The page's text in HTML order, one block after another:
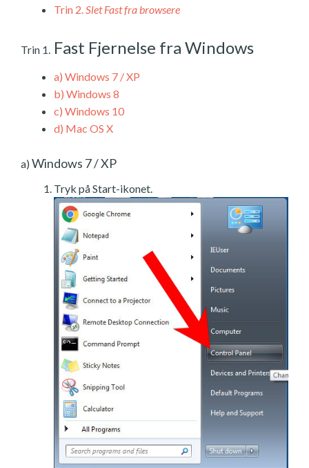
Trin 2.Slet Fast fra browsere
Trin 1. Fast Fjernelse fra Windows
a) Windows 7 / XP
b) Windows 8
c) Windows 10
d) Mac OS X
a) Windows 7 / XP
Tryk på Start-ikonet.